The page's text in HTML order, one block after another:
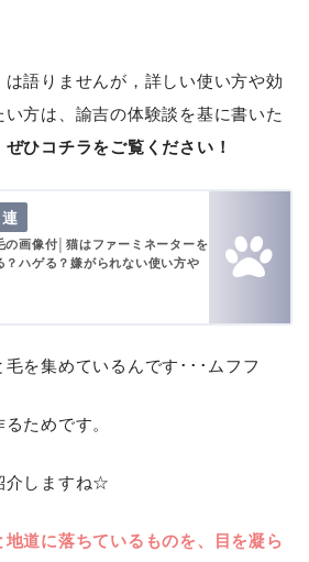
語りませんが，詳しい使い方や効
方は、諭吉の体験談を基に書いた
ぜひコチラをご覧ください！
の画像付│猫はファーミネーターを
？ハゲる？嫌がられない使い方や
を集めているんです･･･ムフフ
ためです。
介しますね☆
地道に落ちているものを、目を凝ら